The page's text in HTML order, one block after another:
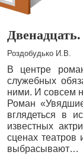
Роздобудько И.В.
В центре
служебных
ними. И совсем
Роман
вглядеться в
известных
сценах театров
выбрасывают…